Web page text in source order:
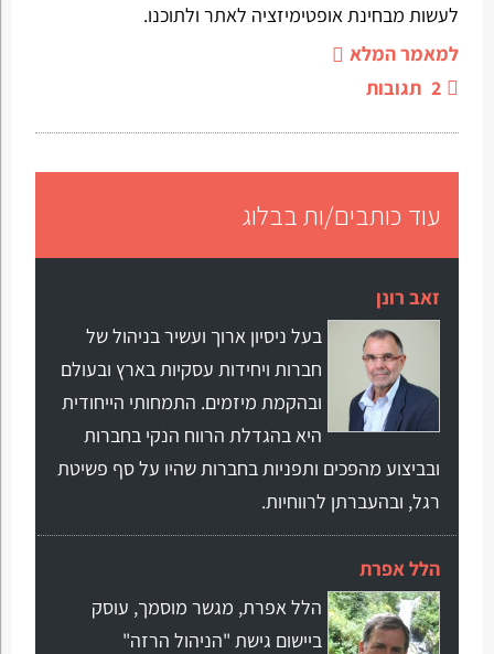
לעשות מבחינת אופטימיזציה לאתר ולתוכנו.
למאמר המלא
2 תגובות
עוד כותבים/ות בבלוג
זאב רונן
בעל ניסיון ארוך ועשיר בניהול של
חברות ויחידות עסקיות בארץ ובעולם
ובהקמת מיזמים. התמחותי הייחודית
היא בהגדלת הרווח הנקי בחברות
ובביצוע מהפכים ותפניות בחברות שהיו על סף פשיטת
רגל, ובהעברתן לרווחיות.
הלל אפרת
הלל אפרת, מגשר מוסמך, עוסק
ביישום גישת "הניהול הרזה"